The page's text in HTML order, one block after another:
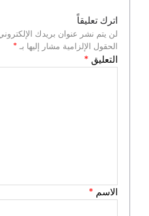
اترك تعليقاً
لن يتم نشر عنوان بريدك
الحقول الإلزامية مشار إليها بـ *
التعليق *
الاسم *